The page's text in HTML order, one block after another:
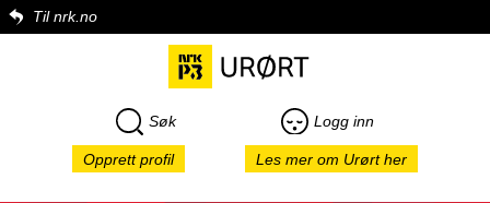
Til nrk.no
Søk Logg inn
Opprett profil Les mer om Urørt her